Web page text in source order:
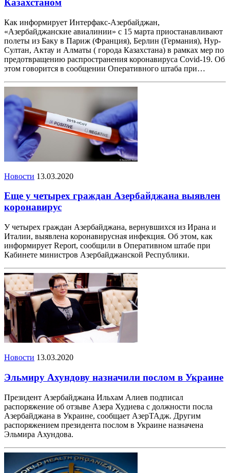
Казахстаном
Как информирует Интерфакс-Азербайджан,
«Азербайджанские авиалинии» с 15 марта приостанавливают
полеты из Баку в Париж (Франция), Берлин (Германия), Нур-
Султан, Актау и Алматы ( города Казахстана) в рамках мер по
предотвращению распространения коронавируса Covid-19. Об
этом говорится в сообщении Оперативного штаба при…
Новости 13.03.2020
Еще у четырех граждан Азербайджана выявлен
коронавирус
У четырех граждан Азербайджана, вернувшихся из Ирана и
Италии, выявлена коронавирусная инфекция. Об этом, как
информирует Report, сообщили в Оперативном штабе при
Кабинете министров Азербайджанской Республики.
Новости 13.03.2020
Эльмиру Ахундову назначили послом в Украине
Президент Азербайджана Ильхам Алиев подписал
распоряжение об отзыве Азера Худиева с должности посла
Азербайджана в Украине, сообщает АзерТАдж. Другим
распоряжением президента послом в Украине назначена
Эльмира Ахундова.